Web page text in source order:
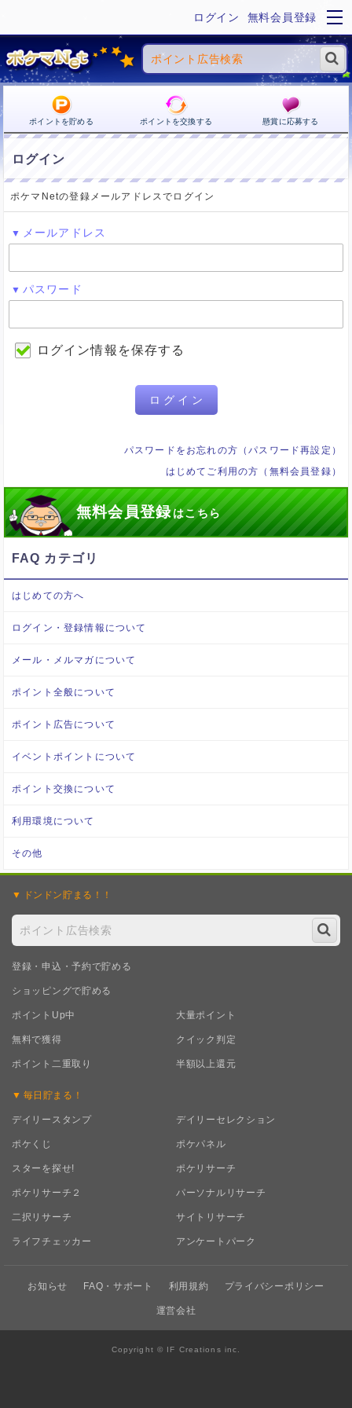
ログイン 無料会員登録
ポイントを貯める ポイントを交換する 懸賞に応募する
ログイン
ポケマNetの登録メールアドレスでログイン
メールアドレス
パスワード
ログイン情報を保存する
ログイン
パスワードをお忘れの方（パスワード再設定）
はじめてご利用の方（無料会員登録）
無料会員登録はこちら
FAQ カテゴリ
はじめての方へ
ログイン・登録情報について
メール・メルマガについて
ポイント全般について
ポイント広告について
イベントポイントについて
ポイント交換について
利用環境について
その他
ドンドン貯まる！！
登録・申込・予約で貯める
ショッピングで貯める
ポイントUp中 大量ポイント
無料で獲得 クイック判定
ポイント二重取り 半額以上還元
毎日 貯まる！
デイリースタンプ デイリーセレクション
ポケくじ ポケパネル
スターを探せ! ポケリサーチ
ポケリサーチ２ パーソナルリサーチ
二択リサーチ サイトリサーチ
ライフチェッカー アンケートパーク
お知らせ FAQ・サポート 利用規約 プライバシーポリシー
運営会社
Copyright © IF Creations inc.